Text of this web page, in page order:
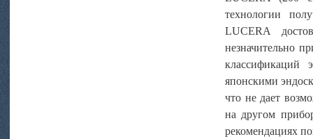
технологии
LUCERA
незначительно
классификаций
японскими
что не дает
на другом
рекомендациях